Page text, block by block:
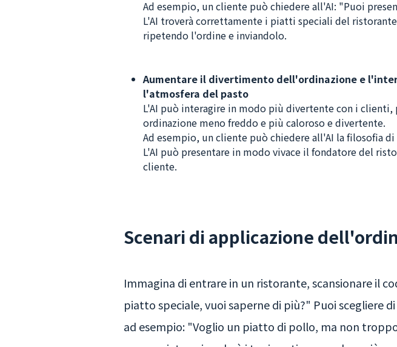
Ad esempio, un cliente può chiedere all'AI: "Puoi
L'AI troverà correttamente i piatti speciali del
ripetendo l'ordine e inviandolo.
Aumentare il divertimento dell'ordinazione e
l'atmosfera del pasto
L'AI può interagire in modo più divertente con i
ordinazione meno freddo e più caloroso e divertente.
Ad esempio, un cliente può chiedere all'AI la filosofia
L'AI può presentare in modo vivace il fondatore del
cliente.
Scenari di applicazione
Immagina di entrare in un ristorante, scansionare il
piatto speciale, vuoi saperne di più?" Puoi scegliere
ad esempio: "Voglio un piatto di pollo, ma non